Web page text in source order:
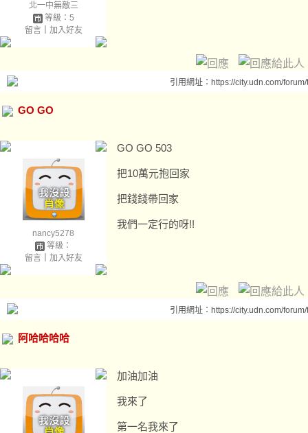
北一中無敵三
等級：5
留言｜ 加入好友
引用網址：https://city.udn.com/
GO GO
nancy5278
等級：
留言｜ 加入好友
GO GO 503
把10萬元抱回家
把錢錢帶回家
我們一定行的呀!!
引用網址：https://city.udn.com/
阿哈哈哈哈
加油加油
我來了
第一名我來了